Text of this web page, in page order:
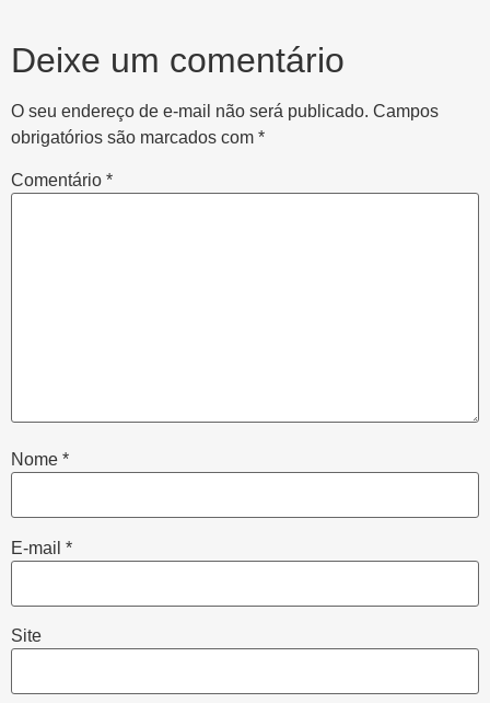
Deixe um comentário
O seu endereço de e-mail não será publicado. Campos
obrigatórios são marcados com *
Comentário *
Nome *
E-mail *
Site